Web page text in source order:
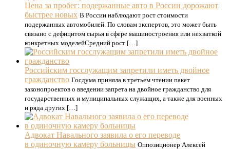
Цена за пробег: подержанные авто в России дорожают
быстрее новых В России наблюдают рост стоимости
подержанных автомобилей. По словам экспертов, это может быть
связано с дефицитом сырья в сфере машиностроения или нехваткой
конкретных моделейСредний рост […]
Российским госслужащим запретили иметь двойное
гражданство Госдума приняла в третьем чтении пакет
законопроектов о введении запрета на двойное гражданство для
государственных и муниципальных служащих, а также для военных
и ряда других […]
Адвокат Навального заявила о его переводе
в одиночную камеру больницы Оппозиционер Алексей